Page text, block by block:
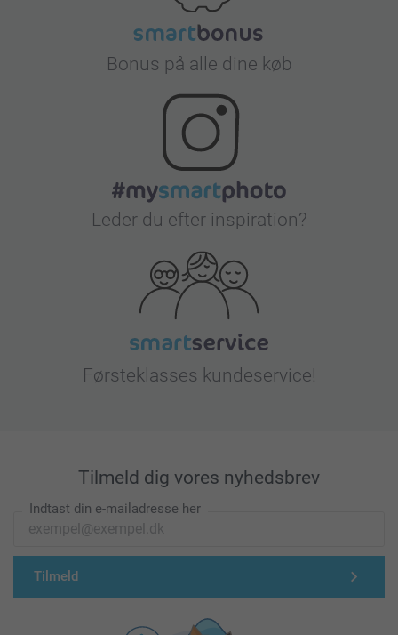
Bonus på alle dine køb
Leder du efter inspiration?
Førsteklasses kundeservice!
Tilmeld dig vores nyhedsbrev
Indtast din e-mailadresse her
Tilmeld